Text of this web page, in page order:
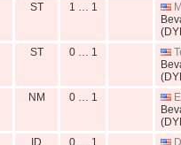
ST 1 … 1
ST 0 … 1
NM 0 … 1